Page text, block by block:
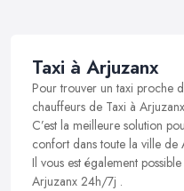
Taxi à Arjuzanx
Pour trouver un taxi proche
chauffeurs de Taxi à
C’est la meilleure solution
confort dans toute la ville de
Il vous est également
Arjuzanx 24h/7j .